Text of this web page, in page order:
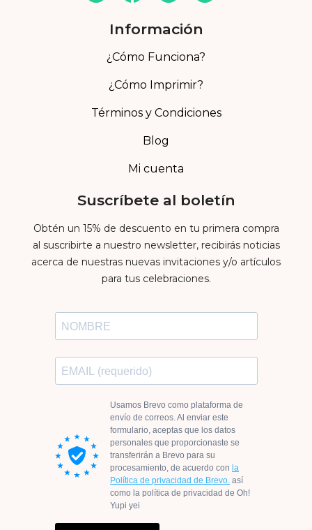
Información
¿Cómo Funciona?
¿Cómo Imprimir?
Términos y Condiciones
Blog
Mi cuenta
Suscríbete al boletín
Obtén un 15% de descuento en tu primera compra
al suscribirte a nuestro newsletter, recibirás noticias
acerca de nuestras nuevas invitaciones y/o artículos
para tus celebraciones.